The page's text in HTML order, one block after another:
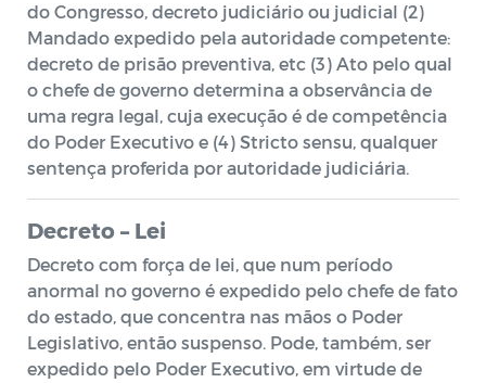
do Congresso, decreto judiciário ou judicial (2)
Mandado expedido pela autoridade competente:
decreto de prisão preventiva, etc (3) Ato pelo qual
o chefe de governo determina a observância de
uma regra legal, cuja execução é de competência
do Poder Executivo e (4) Stricto sensu, qualquer
sentença proferida por autoridade judiciária.
Decreto – Lei
Decreto com força de lei, que num período
anormal no governo é expedido pelo chefe de fato
do estado, que concentra nas mãos o Poder
Legislativo, então suspenso. Pode, também, ser
expedido pelo Poder Executivo, em virtude de